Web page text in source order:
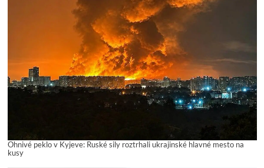
Ohnivé peklo v Kyjeve: Ruské sily roztrhali ukrajinské hlavné mesto na
kusy